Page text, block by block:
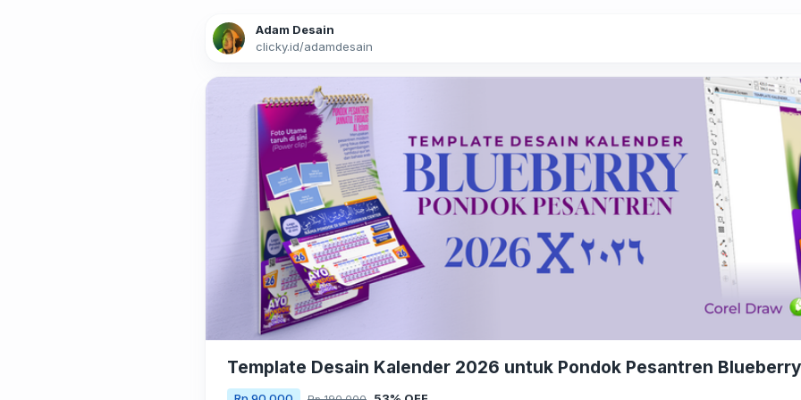
Adam Desain
clicky.id/adamdesain
Template Desain Kalender 2026 untuk Pondok Pesantren Blueberry